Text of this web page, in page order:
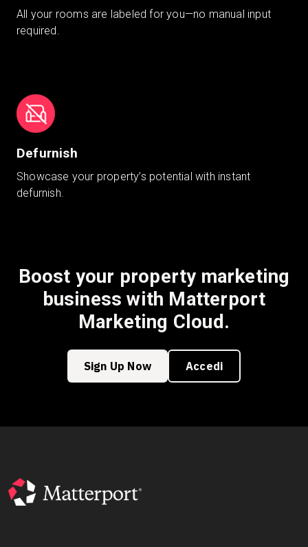
All your rooms are labeled for you—no manual input
required.
Defurnish
Showcase your property’s potential with instant
defurnish.
Boost your property marketing
business with Matterport
Marketing Cloud.
Sign Up Now Accedi